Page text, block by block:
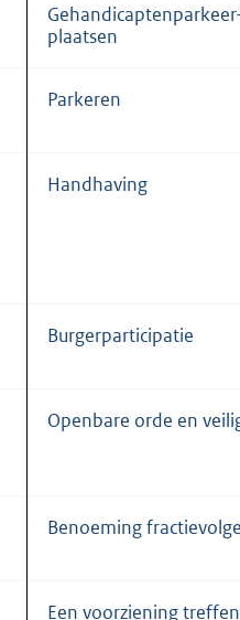
plaatsen
Parkeren
Handhaving
Burgerparticipatie
Openbare orde en
Benoeming
Een voorziening